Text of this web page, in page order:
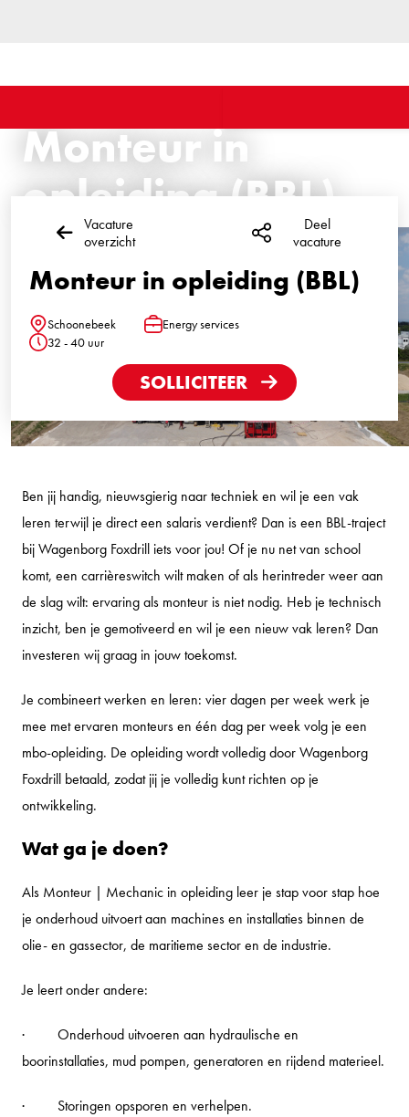
Monteur in
opleiding (BBL)
Vacature
overzicht
Deel
vacature
Monteur in opleiding (BBL)
Locatie
Schoonebeek Energy services
32 - 40 uur
SOLLICITEER
Ben jij handig, nieuwsgierig naar techniek en wil je een vak
leren terwijl je direct een salaris verdient? Dan is een BBL-traject
bij Wagenborg Foxdrill iets voor jou! Of je nu net van school
komt, een carrièreswitch wilt maken of als herintreder weer aan
de slag wilt: ervaring als monteur is niet nodig. Heb je technisch
inzicht, ben je gemotiveerd en wil je een nieuw vak leren? Dan
investeren wij graag in jouw toekomst.
Je combineert werken en leren: vier dagen per week werk je
mee met ervaren monteurs en één dag per week volg je een
mbo-opleiding. De opleiding wordt volledig door Wagenborg
Foxdrill betaald, zodat jij je volledig kunt richten op je
ontwikkeling.
Wat ga je doen?
Als Monteur | Mechanic in opleiding leer je stap voor stap hoe
je onderhoud uitvoert aan machines en installaties binnen de
olie- en gassector, de maritieme sector en de industrie.
Je leert onder andere:
· Onderhoud uitvoeren aan hydraulische en
boorinstallaties, mud pompen, generatoren en rijdend materieel.
· Storingen opsporen en verhelpen.